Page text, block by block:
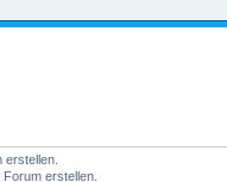
erstellen.
erstellen.